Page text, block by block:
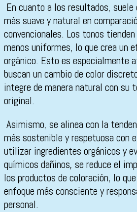
En cuanto a los resultados,
más suave y natural en
convencionales. Los tonos
menos uniformes, lo que crea un
orgánico. Esto es especialmente
buscan un cambio de color
integre de manera natural con su
original.
Asimismo, se alinea con la
más sostenible y respetuosa con
utilizar ingredientes orgánicos y
químicos dañinos, se reduce el
los productos de coloración, lo
enfoque más consciente y
personal.